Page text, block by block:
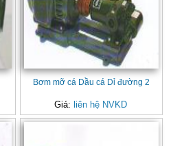
Bơm mỡ cá Dầu cá Dỉ đường 2
Giá: liên hệ NVKD